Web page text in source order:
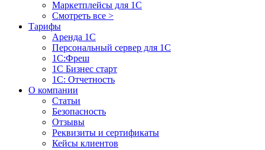
Маркетплейсы для 1С
Смотреть все >
Тарифы
Аренда 1С
Персональный сервер для 1С
1С:Фреш
1С Бизнес старт
1С: Отчетность
О компании
Статьи
Безопасность
Отзывы
Реквизиты и сертификаты
Кейсы клиентов